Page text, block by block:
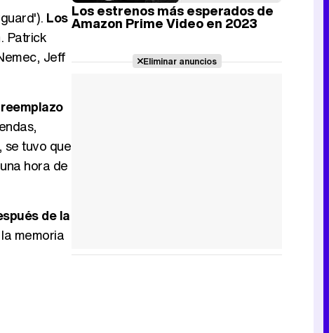
Los
Patrick
Jeff
se tuvo que
hora de
de la
memoria
Los estrenos más esperados de
Amazon Prime Video en 2023
Eliminar anuncios